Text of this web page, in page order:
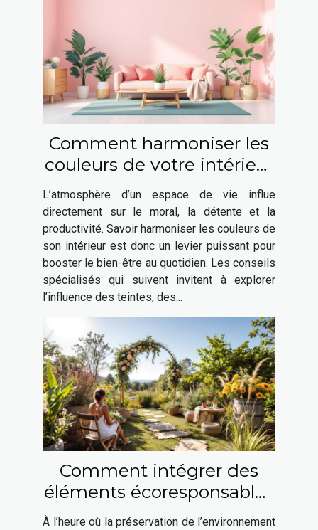
Comment harmoniser les
couleurs de votre intérieur
pour booster votre bien-
être ?
L’atmosphère d’un espace de vie influe
directement sur le moral, la détente et la
productivité. Savoir harmoniser les couleurs de
son intérieur est donc un levier puissant pour
booster le bien-être au quotidien. Les conseils
spécialisés qui suivent invitent à explorer
l’influence des teintes, des...
Comment intégrer des
éléments écoresponsables
à votre mariage ?
À l’heure où la préservation de l’environnement